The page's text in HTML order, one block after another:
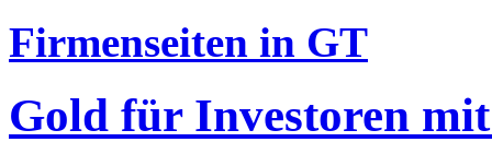
Firmenseiten in GT
Gold für Investoren